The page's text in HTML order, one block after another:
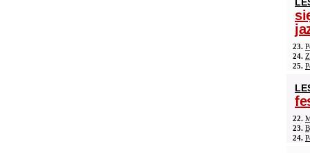
23.
24.
25.
22.
23.
24.